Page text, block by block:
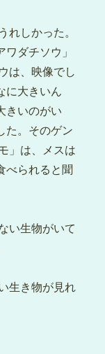
れしかった。
ダチソウ」
は、映像でし
に大きいん
きいのがい
た。そのゲン
」は、メスは
べられると聞
い生物がいて
生き物が見れ